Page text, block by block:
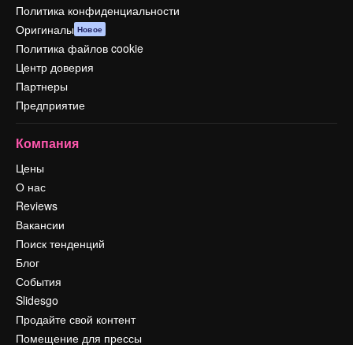
Политика конфиденциальности
Оригиналы Новое
Политика файлов cookie
Центр доверия
Партнеры
Предприятие
Компания
Цены
О нас
Reviews
Вакансии
Поиск тенденций
Блог
События
Slidesgo
Продайте свой контент
Помещение для прессы